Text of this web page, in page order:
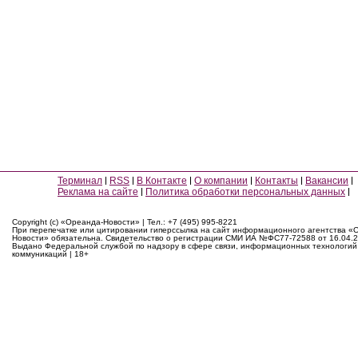
Терминал RSS В Контакте О компании Контакты
Вакансии
Реклама на сайте
Политика обработки персональных данных
Copyright (c) «Ореанда-Новости» | Тел.: +7 (495) 995-8221
При перепечатке или цитировании гиперссылка на сайт информационного агентства
Новости» обязательна. Свидетельство о регистрации СМИ ИА №ФС77-72588 от
Выдано Федеральной службой по надзору в сфере связи, информационных
коммуникаций | 18+